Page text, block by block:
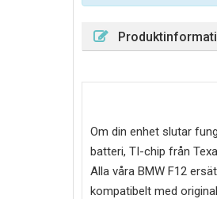
Om din enhet slutar
batteri, TI-chip från
Alla våra BMW F12
kompatibelt med